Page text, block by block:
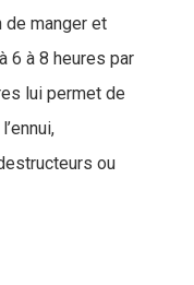
de manger et
6 à 8 heures par
lui permet de
ou